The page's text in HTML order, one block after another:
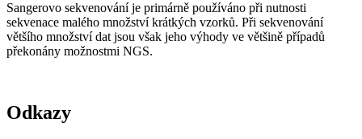
Sangerovo sekvenování je primárně používáno při nutnosti
sekvenace malého množství krátkých vzorků. Při sekvenování
většího množství dat jsou však jeho výhody ve většině případů
překonány možnostmi NGS.
Odkazy